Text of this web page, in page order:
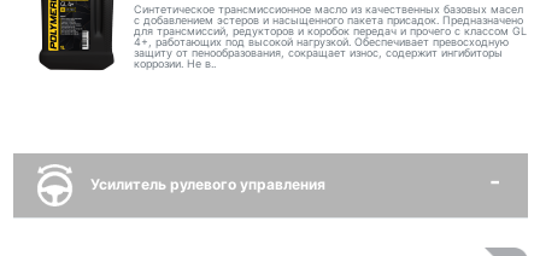
Синтетическое трансмиссионное масло из качественных базовых масел
с добавлением эстеров и насыщенного пакета присадок. Предназначено
для трансмиссий, редукторов и коробок передач и прочего с классом GL
4+, работающих под высокой нагрузкой. Обеспечивает превосходную
защиту от пенообразования, сокращает износ, содержит ингибиторы
коррозии. Не в..
Усилитель рулевого управления